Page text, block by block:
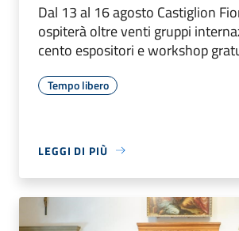
Dal 13 al 16 agosto Castiglion
ospiterà oltre venti gruppi
cento espositori e workshop
Tempo libero
LEGGI DI PIÙ